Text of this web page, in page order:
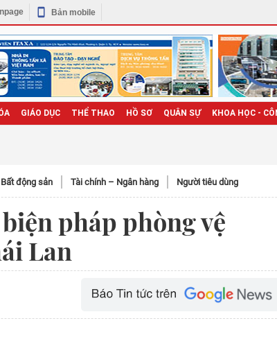
Bản mobile
GIÁO DỤC THỂ THAO HỒ SƠ QUÂN SỰ KHOA HỌC -
Bất động sản Tài chính – Ngân hàng Người tiêu dùng
pháp phòng vệ
Lan